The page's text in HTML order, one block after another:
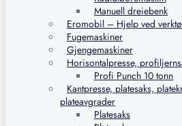
Manuell dreiebenk
Eromobil – Hjelp ved
Fugemaskiner
Gjengemaskiner
Horisontalpresse,
Profi Punch 10 tonn
Kantpresse, platesaks,
plateavgrader
Platesaks